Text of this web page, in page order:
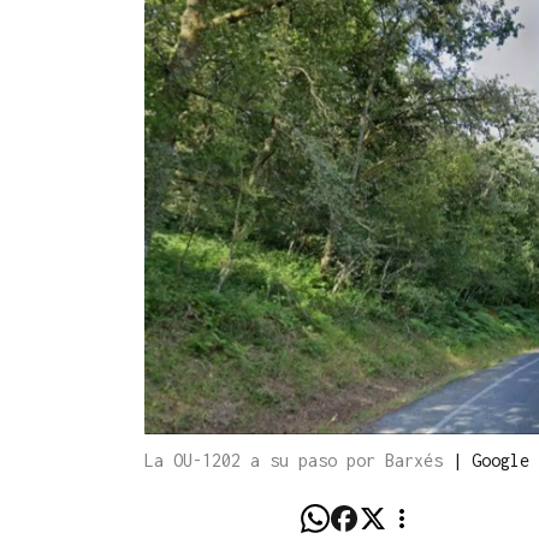
La OU-1202 a su paso por Barxés | Google